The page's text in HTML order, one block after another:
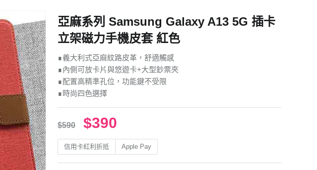
亞麻系列 Samsung Galaxy A13 5G 插卡
立架磁力手機皮套 紅色
∎義大利式亞麻紋路皮革，舒適觸感
∎內側可放卡片與悠遊卡+大型鈔票夾
∎配置高精準孔位，功能鍵不受限
∎時尚四色選擇
$590 $390
信用卡紅利折抵 Apple Pay